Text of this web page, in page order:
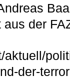
der
aktuell/
der-